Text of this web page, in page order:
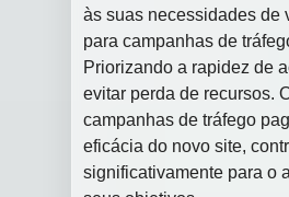
às suas necessidades de
para campanhas de
Priorizando a rapidez de
evitar perda de recursos.
campanhas de tráfego
eficácia do novo site,
significativamente para o